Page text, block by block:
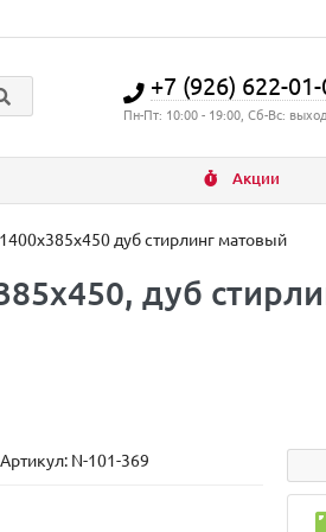
+7 (926) 622-01-
Пн-Пт: 10:00 - 19:00, Сб-Вс:
Акции
дуб стирлинг матовый
дуб
Артикул: N-101-369